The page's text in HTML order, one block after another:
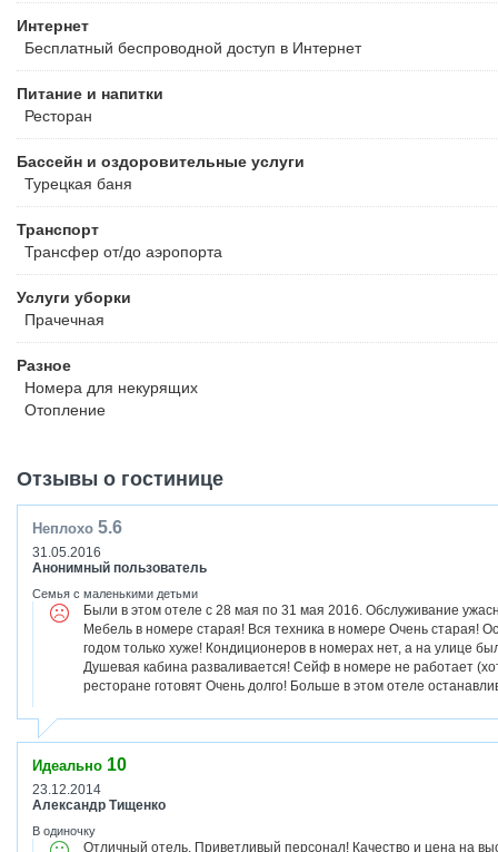
Интернет
Бесплатный беспроводной доступ в Интернет
Питание и напитки
Ресторан
Бассейн и оздоровительные услуги
Турецкая баня
Транспорт
Трансфер от/до аэропорта
Услуги уборки
Прачечная
Разное
Номера для некурящих
Отопление
Отзывы о гостинице
Неплохо 5.6
31.05.2016
Анонимный пользователь
Семья с маленькими детьми
Были в этом отеле с 28 мая по 31 мая 2016. Обслуживание
Мебель в номере старая! Вся техника в номере Очень старая!
годом только хуже! Кондиционеров в номерах нет, а на улице
Душевая кабина разваливается! Сейф в номере не работает
ресторане готовят Очень долго! Больше в этом отеле
Идеально 10
23.12.2014
Александр Тищенко
В одиночку
Отличный отель. Приветливый персонал! Качество и цена на